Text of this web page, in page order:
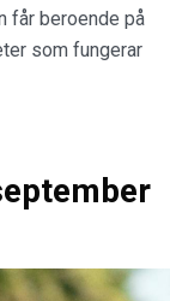
får beroende på
som fungerar